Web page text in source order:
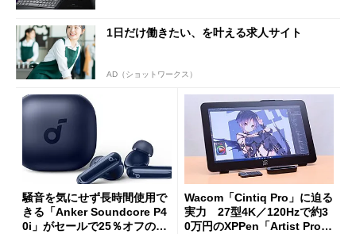
1日だけ働きたい、を叶える求人サイト
AD（ショットワークス）
騒音を気にせず長時間使用で
きる「Anker Soundcore P4
0i」がセールで25％オフの59
Wacom「Cintiq Pro」に迫る
実力 27型4K／120Hzで約3
0万円のXPPen「Artist Pro 2